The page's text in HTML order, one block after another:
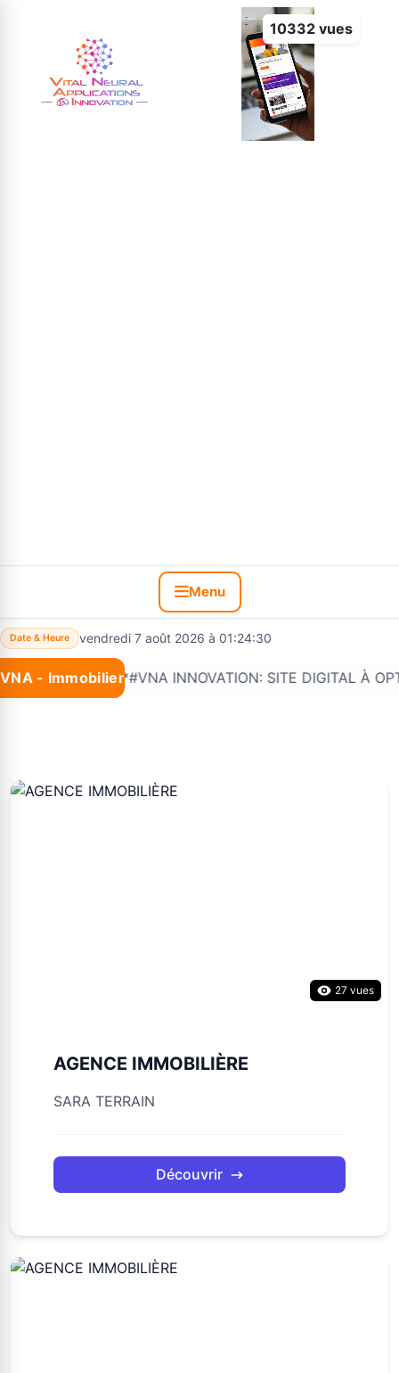
10332 vues
Menu
Date & Heure vendredi 7 août 2026 à 01:24:31
VNA - Immobilier
Nouveau :*#VNA INNOVATION: SITE DIGITAL À
27 vues
AGENCE IMMOBILIÈRE
SARA TERRAIN
Découvrir